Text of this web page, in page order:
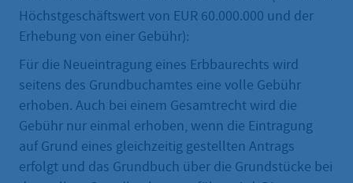
Höchstgeschäftswert von EUR 60.000.000 und der
Erhebung von einer Gebühr):
Für die Neueintragung eines Erbbaurechts wird
seitens des Grundbuchamtes eine volle Gebühr
erhoben. Auch bei einem Gesamtrecht wird die
Gebühr nur einmal erhoben, wenn die Eintragung
auf Grund eines gleichzeitig gestellten Antrags
erfolgt und das Grundbuch über die Grundstücke bei